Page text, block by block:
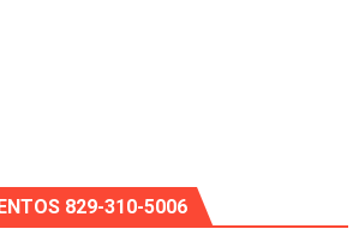
829-310-5006